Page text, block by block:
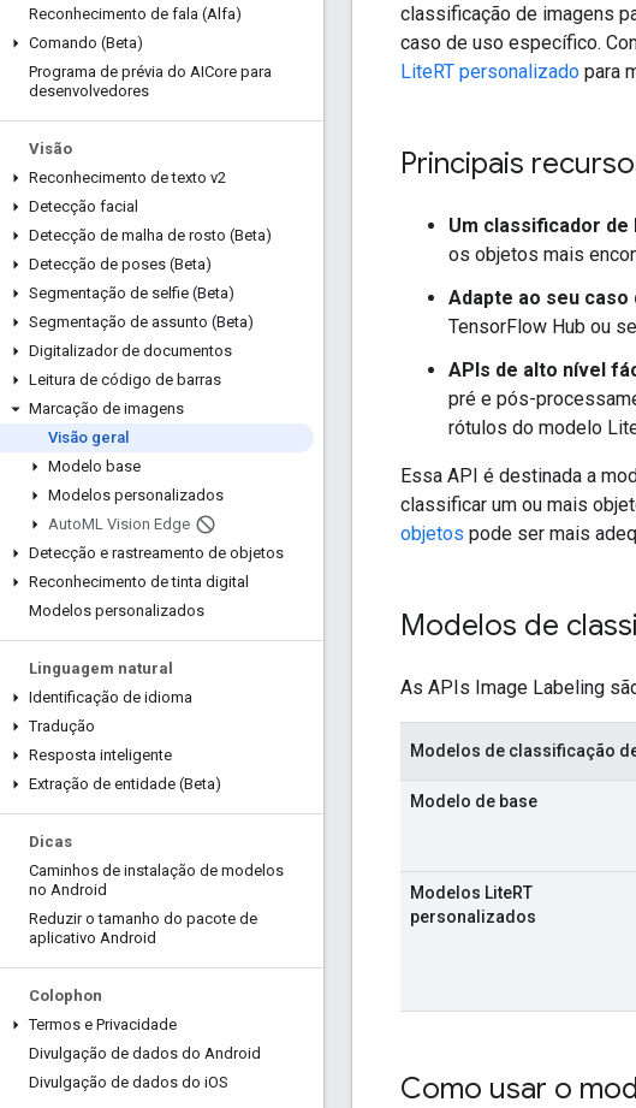
Reconhecimento de fala (Alfa)
Comando (Beta)
Programa de prévia do AICore para
desenvolvedores
Visão
Reconhecimento de texto v2
Detecção facial
Detecção de malha de rosto (Beta)
Detecção de poses (Beta)
Segmentação de selfie (Beta)
Segmentação de assunto (Beta)
Digitalizador de documentos
Leitura de código de barras
Marcação de imagens
Visão geral
Modelo base
Modelos personalizados
AutoML Vision Edge
Detecção e rastreamento de objetos
Reconhecimento de tinta digital
Modelos personalizados
Linguagem natural
Identificação de idioma
Tradução
Resposta inteligente
Extração de entidade (Beta)
Dicas
Caminhos de instalação de modelos
no Android
Reduzir o tamanho do pacote de
aplicativo Android
Colophon
Termos e Privacidade
Divulgação de dados do Android
Divulgação de dados do iOS
classificação de imagens
caso de uso específico.
LiteRT personalizado para
Principais
Um classificador
os objetos mais
Adapte ao seu
TensorFlow Hub ou
APIs de alto nível
pré e pós-
rótulos do modelo
Essa API é destinada a
classificar um ou mais
objetos pode ser mais
Modelos de
As APIs Image Labeling
Modelos de classificação
Modelo de base
Modelos LiteRT
personalizados
Como usar o